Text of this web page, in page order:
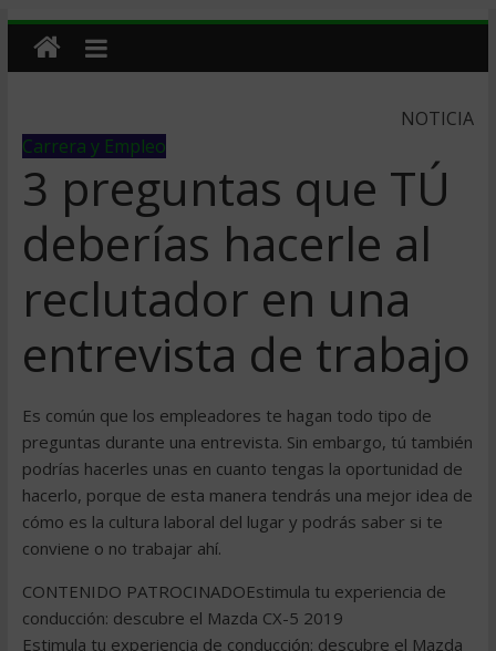
NOTICIA
Carrera y Empleo
3 preguntas que TÚ
deberías hacerle al
reclutador en una
entrevista de trabajo
Es común que los empleadores te hagan todo tipo de
preguntas durante una entrevista. Sin embargo, tú también
podrías hacerles unas en cuanto tengas la oportunidad de
hacerlo, porque de esta manera tendrás una mejor idea de
cómo es la cultura laboral del lugar y podrás saber si te
conviene o no trabajar ahí.
CONTENIDO PATROCINADOEstimula tu experiencia de
conducción: descubre el Mazda CX-5 2019
Estimula tu experiencia de conducción: descubre el Mazda